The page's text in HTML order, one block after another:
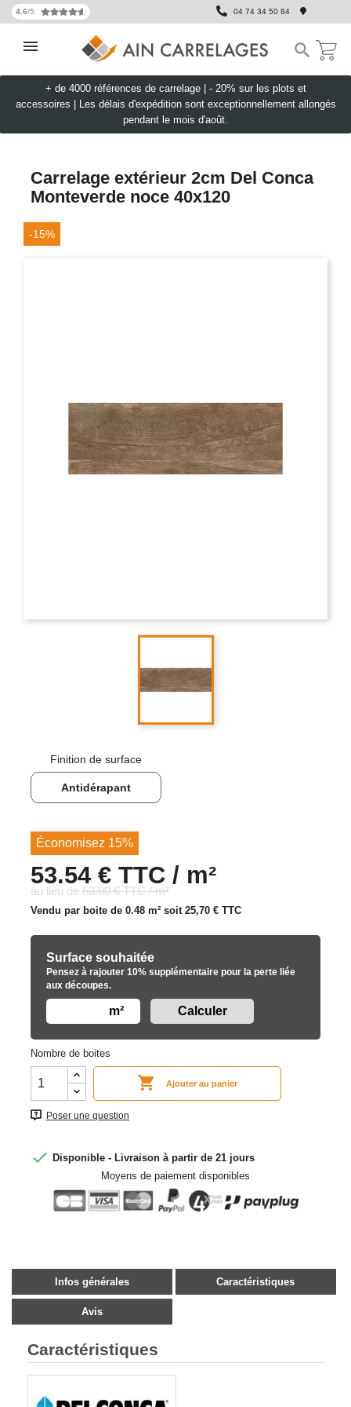
4.6/5 04 74 34 50 84

+ de 4000 références de carrelage | - 20% sur les plots et
accessoires
Les délais d'expédition sont exceptionnellement allongés
pendant le mois d'août.
Carrelage extérieur 2cm Del Conca
Monteverde noce 40x120
-15%
Finition de surface
Antidérapant
Économisez 15%
53.54 € TTC / m²
au lieu de 63.00 € TTC / m²
Vendu par boite de 0.48 m² soit 25,70 € TTC
Surface souhaitée
Pensez à rajouter 10% supplémentaire pour la perte liée
aux découpes.
m²
Nombre de boites
 Ajouter au panier
Poser une question
 Disponible - Livraison à partir de 21 jours
Moyens de paiement disponibles
Infos générales Caractéristiques
Avis
Caractéristiques